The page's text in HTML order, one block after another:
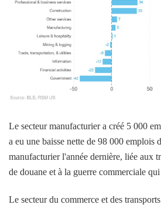
Le secteur manufacturier a créé 5 000
a eu une baisse nette de 98 000 emplois
manufacturier l'année dernière, liée aux
de douane et à la guerre commerciale
Le secteur du commerce et des